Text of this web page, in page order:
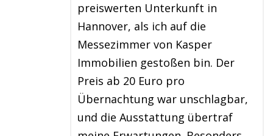
preiswerten Unterkunft in
Hannover, als ich auf die
Messezimmer von Kasper
Immobilien gestoßen bin. Der
Preis ab 20 Euro pro
Übernachtung war unschlagbar,
und die Ausstattung übertraf